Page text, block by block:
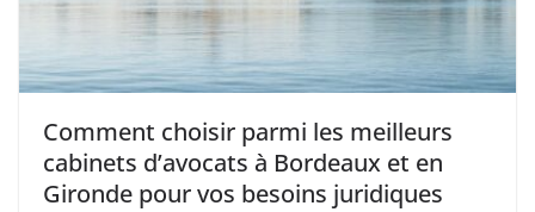
Comment choisir parmi les meilleurs
cabinets d’avocats à Bordeaux et en
Gironde pour vos besoins juridiques